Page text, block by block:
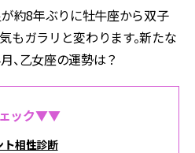
約8年ぶりに牡牛座から双子
もガラリと変わります。新たな
、乙女座の運勢は？
ック▼▼
ト相性診断